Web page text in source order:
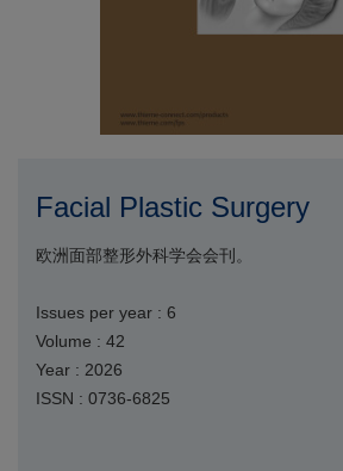
Facial Plastic Surgery
欧洲面部整形外科学会会刊。
Issues per year : 6
Volume : 42
Year : 2026
ISSN : 0736-6825